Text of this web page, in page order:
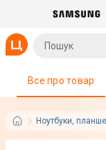
Ноутбуки,
Все про товар